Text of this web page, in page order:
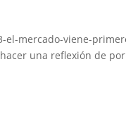
mercado-viene-
una reflexión de